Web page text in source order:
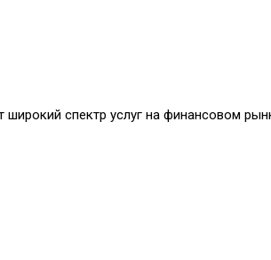
спектр услуг на финансовом